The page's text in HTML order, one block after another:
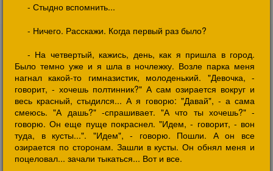
- Стыдно вспомнить...
- Ничего. Расскажи. Когда первый раз было?
- На четвертый, кажись, день, как я пришла в город.
Было темно уже и я шла в ночлежку. Возле парка меня
нагнал какой-то гимназистик, молоденький. "Девочка, -
говорит, - хочешь полтинник?" А сам озирается вокруг и
весь красный, стыдился... А я говорю: "Давай", - а сама
смеюсь. "А дашь?" -спрашивает. "А что ты хочешь?" -
говорю. Он еще пуще покраснел. "Идем, - говорит, - вон
туда, в кусты...". "Идем", - говорю. Пошли. А он все
озирается по сторонам. Зашли в кусты. Он обнял меня и
поцеловал... зачали тыкаться... Вот и все.